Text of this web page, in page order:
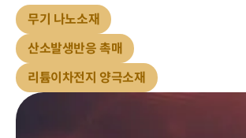
무기 나노소재
산소발생반응 촉매
리튬이차전지 양극소재